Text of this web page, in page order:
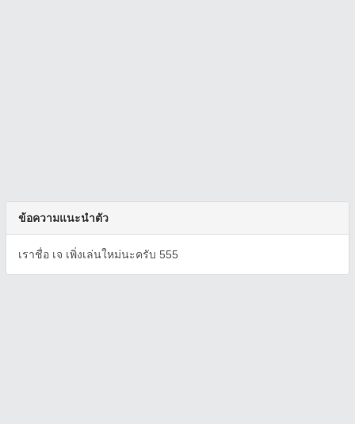
ข้อความแนะนำตัว
เราชื่อ เจ เพิ่งเล่นใหม่นะครับ 555